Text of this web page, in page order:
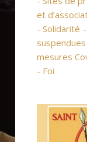
et
- Solidarité
mesures
- Foi